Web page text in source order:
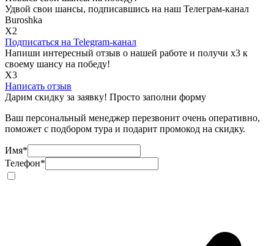
Удвой свои шансы, подписавшись на наш Телеграм-канал
Buroshka
Х2
Подписаться на Telegram-канал
Напиши интересный отзыв о нашей работе и получи х3 к
своему шансу на победу!
Х3
Написать отзыв
Дарим скидку за заявку! Просто заполни форму
Ваш персональный менеджер перезвонит очень оперативно,
поможет с подбором тура и подарит промокод на скидку.
Имя*
Телефон*